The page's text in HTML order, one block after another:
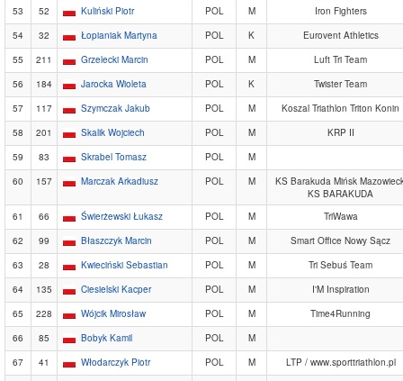
53
52 Kuliński Piotr POL M
Iron Fighters
54
32 Łopianiak Martyna POL K
Eurovent Athletics
55
211 Grzelecki Marcin POL M
Luft Tri Team
56
184 Jarocka Wioleta POL K
Twister Team
57
117 Szymczak Jakub POL M
Koszal Triathlon Triton Konin
58
201 Skalik Wojciech POL M
KRP II
59
83 Skrabel Tomasz POL
M
60
157 Marczak Arkadiusz POL M
KS Barakuda Mińsk
KS BARAKUDA
61
66 Świerżewski Łukasz POL M
TriWawa
62
99 Błaszczyk Marcin POL M
Smart Office Nowy Sącz
63
28 Kwieciński Sebastian POL M
Tri Sebuś Team
64
135 Ciesielski Kacper POL M
I'M Inspiration
65
228 Wójcik Mirosław POL M
Time4Running
66
85 Bobyk Kamil POL
M
67
41 Włodarczyk Piotr POL M
LTP / www.sporttriathlon.pl